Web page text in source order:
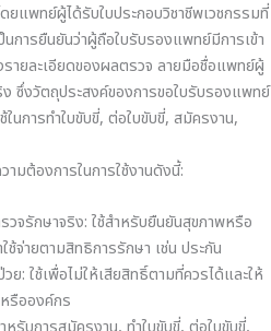
ยแพทย์ผู้ได้รับใบประกอบวิชาชีพเวชกรรมที่
การยืนยันว่าผู้ถือใบรับรองแพทย์มีการเข้า
ายละเอียดของผลตรวจ ลายมือชื่อแพทย์ผู้
ซึ่งวัตถุประสงค์ของการขอใบรับรองแพทย์
นการทำใบขับขี่, ต่อใบขับขี่, สมัครงาน,
มต้องการในการใช้งานดังนี้:
จรักษาจริง: ใช้สำหรับยืนยันสุขภาพหรือ
ช้จ่ายตามสิทธิการรักษา เช่น ประกัน
ย: ใช้เพื่อไม่ให้เสียสิทธิ์ตามที่ควรได้และให้
รือองค์กร